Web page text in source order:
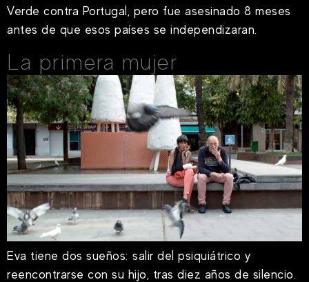
Verde contra Portugal, pero fue asesinado 8 meses
antes de que esos países se independizaran.
La primera mujer
Eva tiene dos sueños: salir del psiquiátrico y
reencontrarse con su hijo, tras diez años de silencio.